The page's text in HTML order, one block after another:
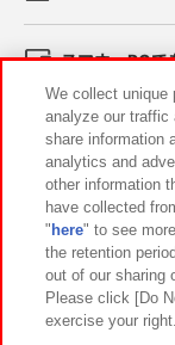
スマホ・PCで
イベント・キ
関連会社
プライバシーポリ
お取引先
We collect unique
analyze our traffic
share information
analytics and
other information
have collected
" here" to see
the retention
out of our sharing
Please click [Do
exercise your right.